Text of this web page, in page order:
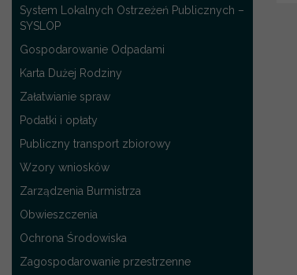
System Lokalnych Ostrzeżeń Publicznych –
SYSLOP
Gospodarowanie Odpadami
Karta Dużej Rodziny
Załatwianie spraw
Podatki i opłaty
Publiczny transport zbiorowy
Wzory wniosków
Zarządzenia Burmistrza
Obwieszczenia
Ochrona Środowiska
Zagospodarowanie przestrzenne